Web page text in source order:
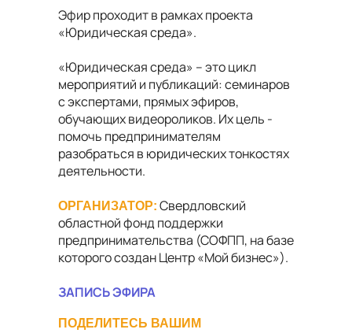
Эфир проходит в рамках проекта
«Юридическая среда».
«Юридическая среда» – это цикл
мероприятий и публикаций: семинаров
с экспертами, прямых эфиров,
обучающих видеороликов. Их цель -
помочь предпринимателям
разобраться в юридических тонкостях
деятельности.
ОРГАНИЗАТОР: Свердловский
областной фонд поддержки
предпринимательства (СОФПП, на базе
которого создан Центр «Мой бизнес»).
ЗАПИСЬ ЭФИРА
ПОДЕЛИТЕСЬ ВАШИМ